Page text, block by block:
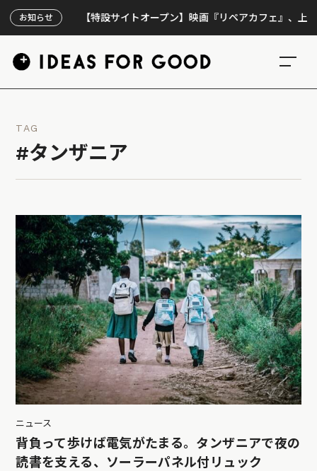
お知らせ【特設サイトオープン】映画『リペアカフェ』、上映300回の
TAG
#タンザニア
ニュース
背負って歩けば電気がたまる。タンザニアで夜の
読書を支える、ソーラーパネル付リュック